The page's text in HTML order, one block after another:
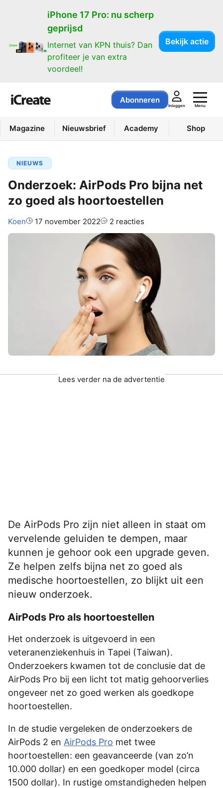
iPhone 17 Pro: nu scherp
geprijsd
Internet van KPN thuis? Dan
profiteer je van extra
voordeel!
Bekijk actie
Abonneren
Inloggen Menu
Magazine Nieuwsbrief Academy Shop
NIEUWS
Onderzoek: AirPods Pro bijna net
zo goed als hoortoestellen
Auteur:
Koen 17 november 2022 2 reacties
Lees verder na de advertentie
De AirPods Pro zijn niet alleen in staat om
vervelende geluiden te dempen, maar
kunnen je gehoor ook een upgrade geven.
Ze helpen zelfs bijna net zo goed als
medische hoortoestellen, zo blijkt uit een
nieuw onderzoek.
AirPods Pro als hoortoestellen
Het onderzoek is uitgevoerd in een
veteranenziekenhuis in Tapei (Taiwan).
Onderzoekers kwamen tot de conclusie dat de
AirPods Pro bij een licht tot matig gehoorverlies
ongeveer net zo goed werken als goedkope
hoortoestellen.
In de studie vergeleken de onderzoekers de
AirPods 2 en AirPods Pro met twee
hoortoestellen: een geavanceerde (van zo’n
10.000 dollar) en een goedkoper model (circa
1500 dollar). In rustige omstandigheden helpen